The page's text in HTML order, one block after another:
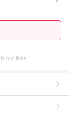
our links.